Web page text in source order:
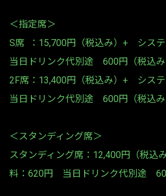
＜指定席＞
S席 ：15,700円（税込み）+ シス
当日ドリンク代別途 600円（税込み
2F席：13,400円（税込み）+ シス
当日ドリンク代別途 600円（税込み
＜スタンディング席＞
スタンディング席：12,400円（税
料：620円 当日ドリンク代別途